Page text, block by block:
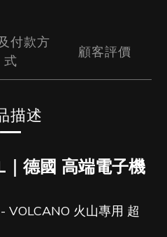
付款方
式
顧客評價
描述
德國 高端電子機
VOLCANO 火山專用 超